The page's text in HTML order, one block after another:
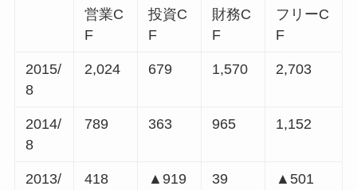
営業C
F
投資C
F
財務C
F
フリーC
F
2015/
8
2,024 679 1,570 2,703
2014/
8
789 363 965 1,152
2013/
418 ▲919 39 ▲501